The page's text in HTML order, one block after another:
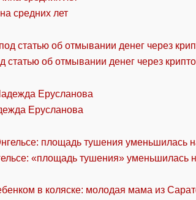
средних лет
статью об отмывании денег через
Ерусланова
«площадь тушения» уменьшилась